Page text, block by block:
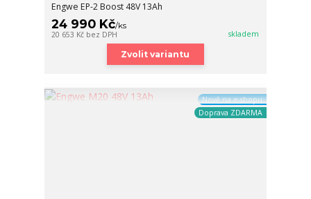
Engwe EP-2 Boost 48V 13Ah
24 990 Kč/ks
20 653 Kč bez DPH skladem
Zvolit variantu
Nově na e-shopu
Doprava ZDARMA